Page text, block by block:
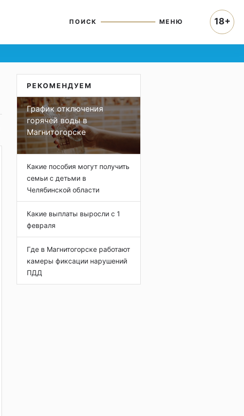
ПОИСК МЕНЮ
РЕКОМЕНДУЕМ
График отключения
горячей воды в
Магнитогорске
Какие пособия могут получить
семьи с детьми в
Челябинской области
Какие выплаты выросли с 1
февраля
Где в Магнитогорске работают
камеры фиксации нарушений
ПДД
18+